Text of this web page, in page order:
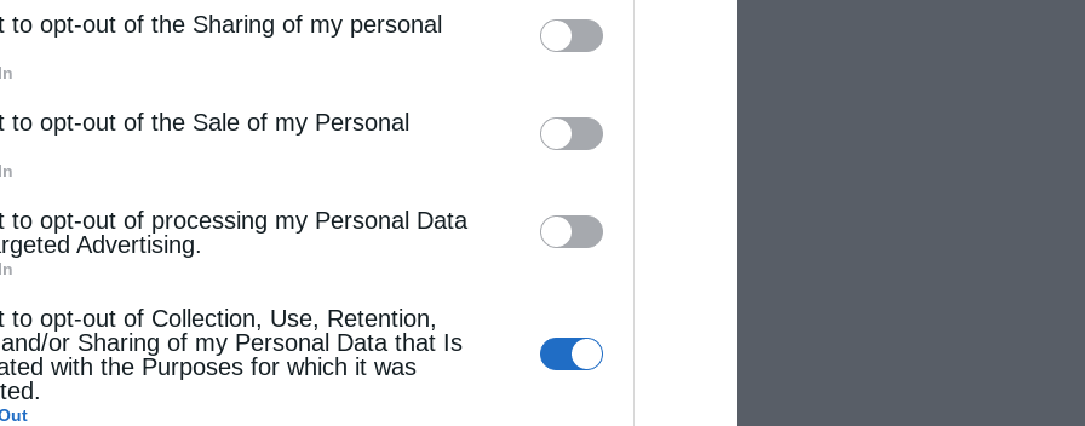
parties.
to opt-out of the Sharing of my personal
to opt-out of the Sale of my Personal
to opt-out of processing my Personal Data
Advertising.
to opt-out of Collection, Use, Retention,
or Sharing of my Personal Data that Is
with the Purposes for which it was
και Ελένης.
Δάφνης και στην πλατεία παλαιού